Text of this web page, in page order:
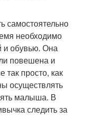
самостоятельно
необходимо
и обувью. Она
повешена и
так просто, как
осуществлять
малыша. В
следить за